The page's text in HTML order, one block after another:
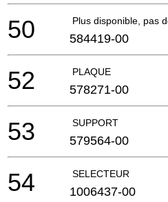
Plus disponible, pas
50 584419-00
PLAQUE
52 578271-00
SUPPORT
53 579564-00
SELECTEUR
54 1006437-00